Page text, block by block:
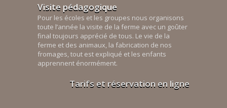
Visite pédagogique
Pour les écoles et les groupes nous organisons
toute l’année la visite de la ferme avec un goûter
final toujours apprécié de tous. Le vie de la
ferme et des animaux, la fabrication de nos
fromages, tout est expliqué et les enfants
apprennent énormément.
Tarifs et réservation en ligne